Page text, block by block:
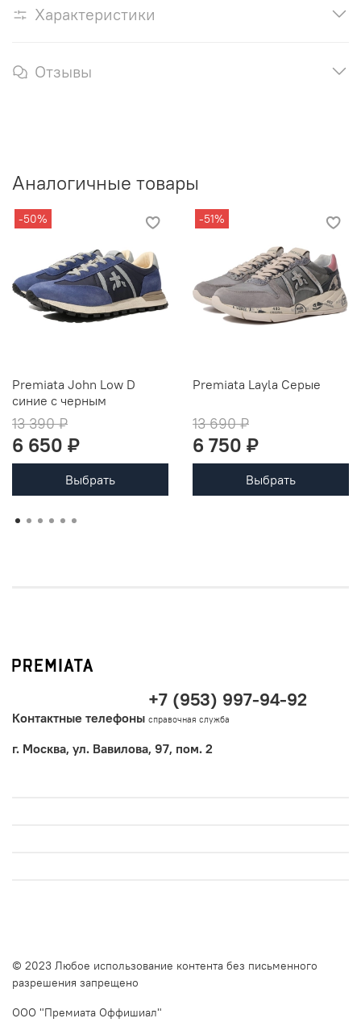
Характеристики
Отзывы
Аналогичные товары
-50%
Premiata John Low D
синие с черным
13 390 ₽
6 650 ₽
Выбрать
-51%
Premiata Layla Серые
13 690 ₽
6 750 ₽
Выбрать
Контактные телефоны
+7 (953) 997-94-92
справочная служба
г. Москва, ул. Вавилова, 97, пом. 2
© 2023 Любое использование контента без письменного
разрешения запрещено
ООО "Премиата Оффишиал"